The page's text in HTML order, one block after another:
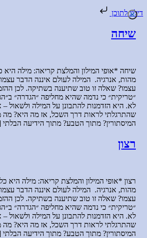
דילוג לתוכן
שיחה
שיחה *אופי המילון והמלצת קריאה: מילה היא
מהות, אנרגיה. המילה לעולם איננה הדבר
עצמו? שאלה זו טוב שתיענה בשתיקה. לכן
״טריקית״ כי נדמה שהיא מחליפה ״הגדרה״
לא. היא הזדמנות להתבונן על המילה ולשאול
שהתרגלתי לראות דרך השכל, אז מה היא? מה
המיסתורין? מתוך הטבע? מתוך הידיעה
רצון
רצון *אופי המילון והמלצת קריאה: מילה היא
מהות, אנרגיה. המילה לעולם איננה הדבר
עצמו? שאלה זו טוב שתיענה בשתיקה. לכן
״טריקית״ כי נדמה שהיא מחליפה ״הגדרה״
לא. היא הזדמנות להתבונן על המילה ולשאול
שהתרגלתי לראות דרך השכל, אז מה היא? מה
המיסתורין? מתוך הטבע? מתוך הידיעה